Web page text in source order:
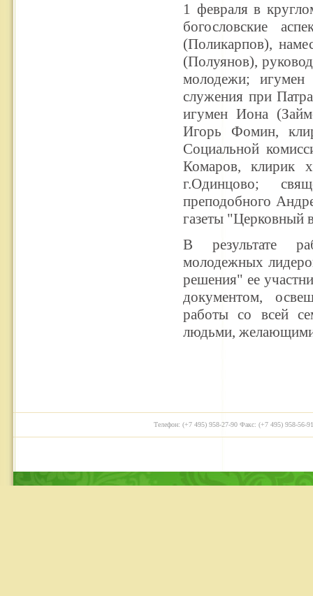
1 февраля в
богословские
(Поликарпов),
(Полуянов),
молодежи;
служения при
игумен Иона
Игорь Фомин,
Социальной
Комаров, клирик
г.Одинцово;
преподобного
газеты "Церковный
В результате
молодежных
решения" ее
документом,
работы со всей
людьми, желающими
Телефон: (+7 495) 958-27-90 Факс: (+7 495) 958-56-